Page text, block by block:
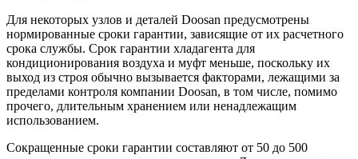
Для некоторых узлов и деталей Doosan предусмотрены
нормированные сроки гарантии, зависящие от их расчетного
срока службы. Срок гарантии хладагента для
кондиционирования воздуха и муфт меньше, поскольку их
выход из строя обычно вызывается факторами, лежащими за
пределами контроля компании Doosan, в том числе, помимо
прочего, длительным хранением или ненадлежащим
использованием.
Сокращенные сроки гарантии составляют от 50 до 500